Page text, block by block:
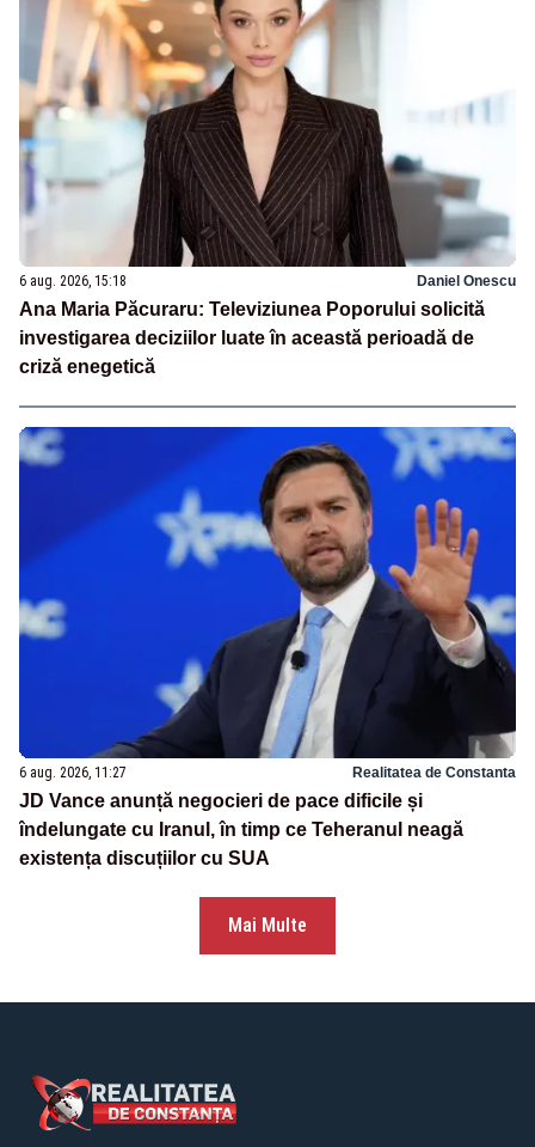
6 aug. 2026, 15:18 Daniel Onescu
Ana Maria Păcuraru: Televiziunea Poporului solicită
investigarea deciziilor luate în această perioadă de
criză enegetică
6 aug. 2026, 11:27 Realitatea de Constanta
JD Vance anunță negocieri de pace dificile și
îndelungate cu Iranul, în timp ce Teheranul neagă
existența discuțiilor cu SUA
Mai Multe